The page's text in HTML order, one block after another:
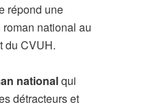
répond une
national au
du CVUH.
nationalqui
détracteurs et